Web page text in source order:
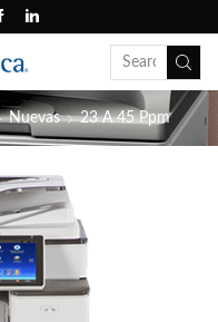
Nuevas 23 A 45 Ppm